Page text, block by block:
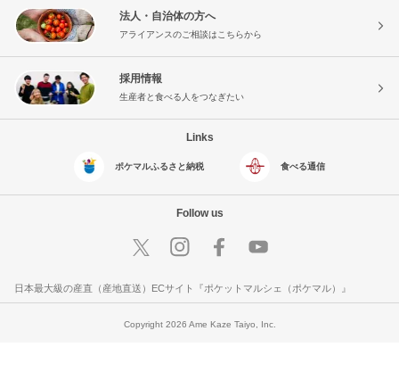
法人・自治体の方へ
アライアンスのご相談はこちらから
採用情報
生産者と食べる人をつなぎたい
Links
ポケマルふるさと納税 食べる通信
Follow us
日本最大級の産直（産地直送）ECサイト『ポケットマルシェ（ポケマル）』
Copyright 2026 Ame Kaze Taiyo, Inc.